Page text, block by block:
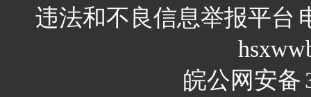
违法和不良信息举报平台
皖公网安备